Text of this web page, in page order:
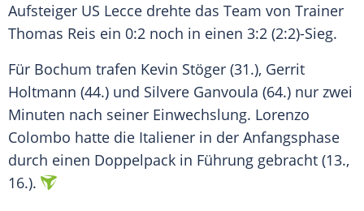
Aufsteiger US Lecce drehte das Team von Trainer
Thomas Reis ein 0:2 noch in einen 3:2 (2:2)-Sieg.
Für Bochum trafen Kevin Stöger (31.), Gerrit
Holtmann (44.) und Silvere Ganvoula (64.) nur zwei
Minuten nach seiner Einwechslung. Lorenzo
Colombo hatte die Italiener in der Anfangsphase
durch einen Doppelpack in Führung gebracht (13.,
16.).